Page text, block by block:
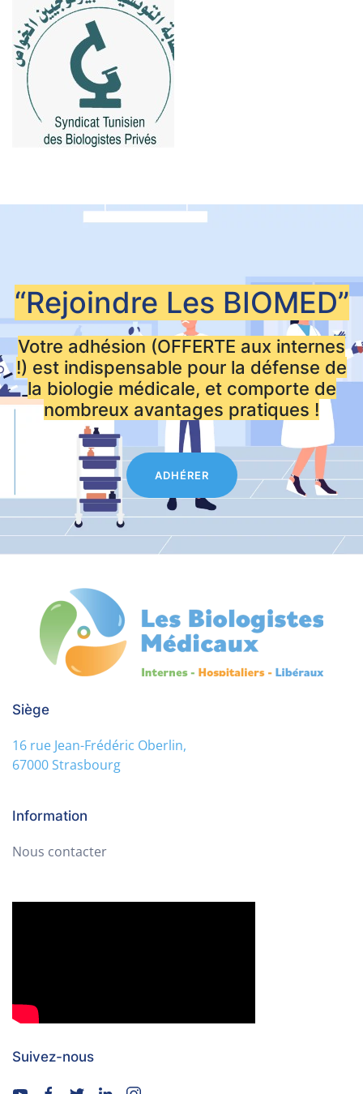
“Rejoindre Les BIOMED”
Votre adhésion (OFFERTE aux internes
!) est indispensable pour la défense de
la biologie médicale, et comporte de
nombreux avantages pratiques !
ADHÉRER
Siège
16 rue Jean-Frédéric Oberlin,
67000 Strasbourg
Information
Nous contacter
Suivez-nous